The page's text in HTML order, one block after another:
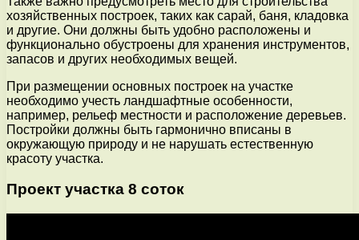
хозяйственных построек, таких как сарай, баня, кладовка
и другие. Они должны быть удобно расположены и
функционально обустроены для хранения инструментов,
запасов и других необходимых вещей.
При размещении основных построек на участке
необходимо учесть ландшафтные особенности,
например, рельеф местности и расположение деревьев.
Постройки должны быть гармонично вписаны в
окружающую природу и не нарушать естественную
красоту участка.
Проект участка 8 соток